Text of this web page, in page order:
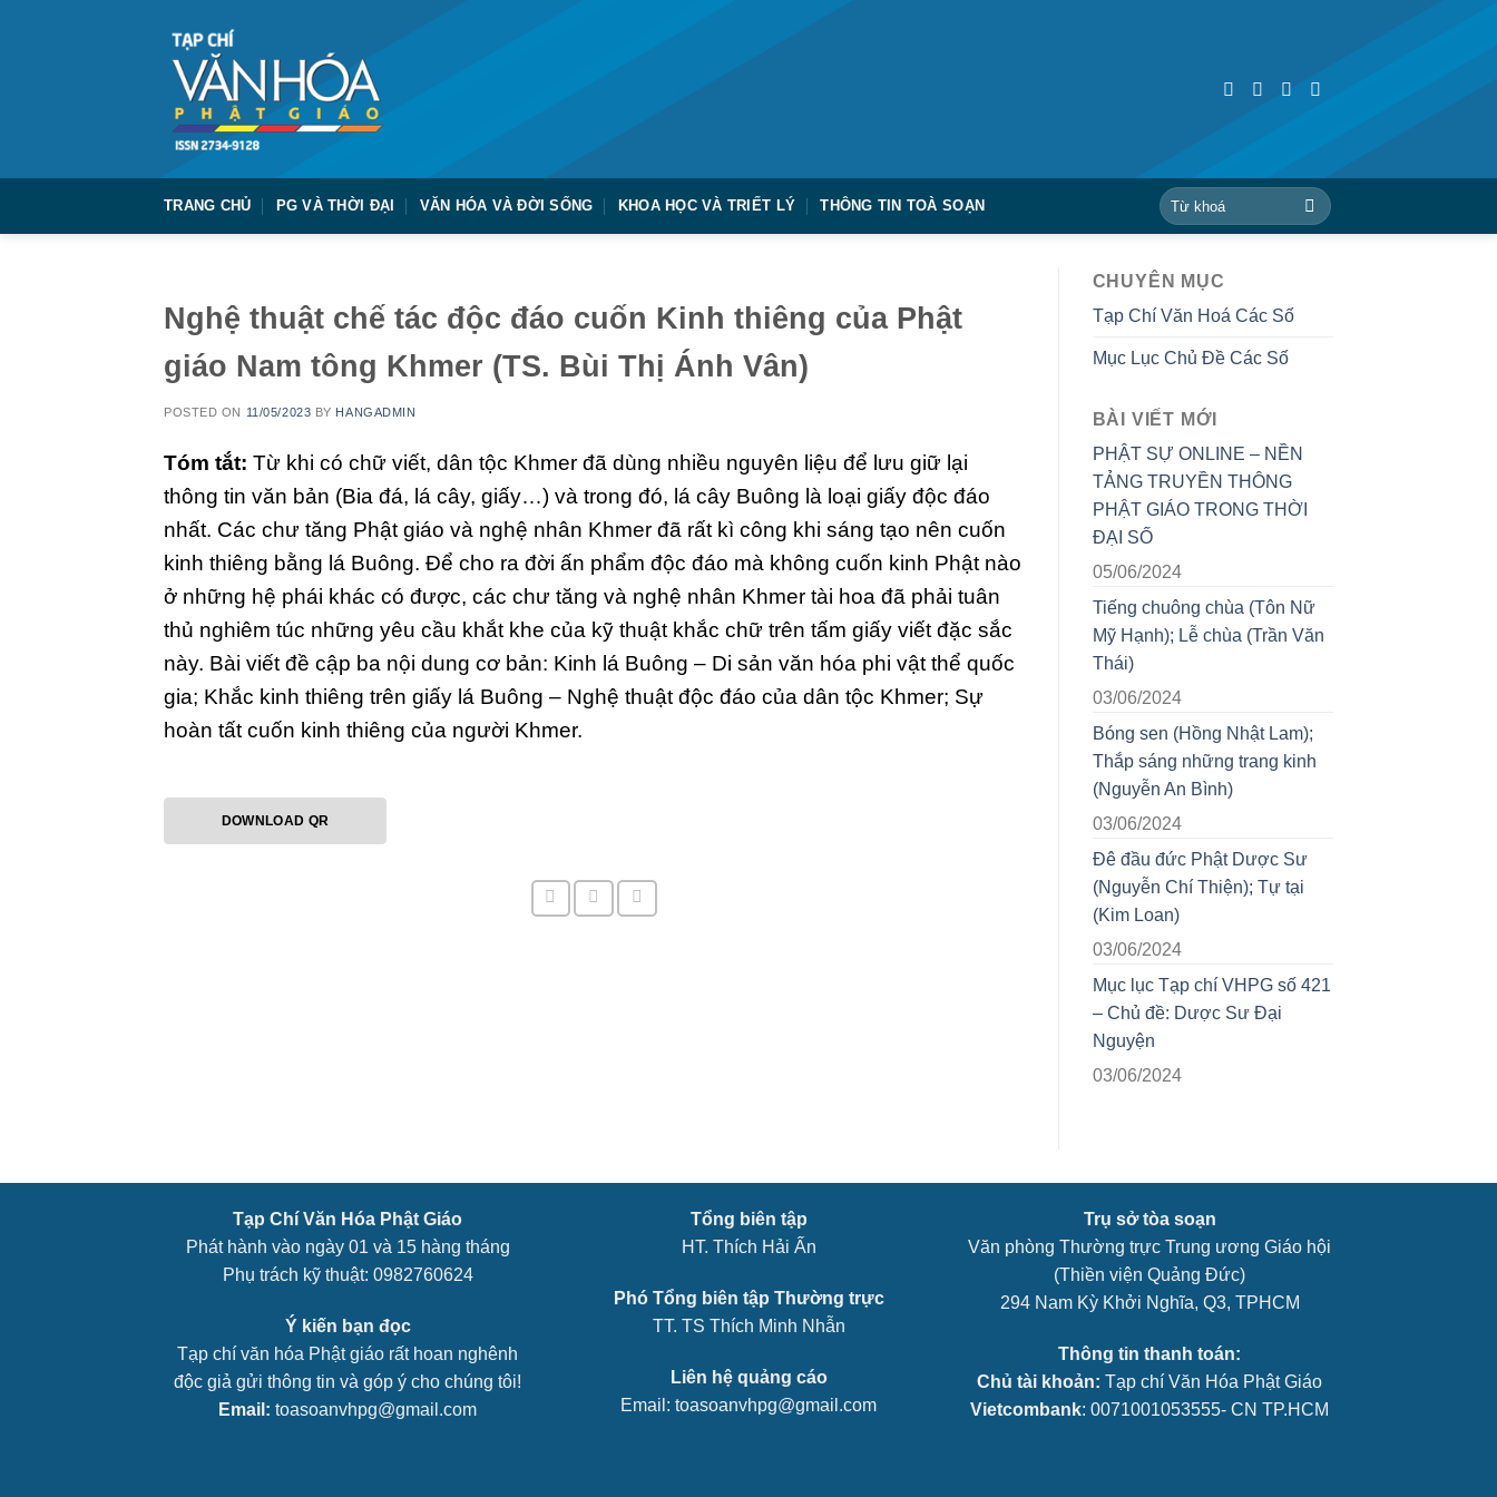
TRANG CHỦ PG VÀ THỜI ĐẠI VĂN HÓA VÀ ĐỜI SỐNG KHOA HỌC VÀ TRIẾT LÝ THÔNG TIN TOÀ SOẠN
Nghệ thuật chế tác độc đáo cuốn Kinh thiêng của Phật
giáo Nam tông Khmer (TS. Bùi Thị Ánh Vân)
POSTED ON 11/05/2023 BY HANGADMIN
Tóm tắt: Từ khi có chữ viết, dân tộc Khmer đã dùng nhiều nguyên liệu để lưu giữ lại
thông tin văn bản (Bia đá, lá cây, giấy…) và trong đó, lá cây Buông là loại giấy độc đáo
nhất. Các chư tăng Phật giáo và nghệ nhân Khmer đã rất kì công khi sáng tạo nên cuốn
kinh thiêng bằng lá Buông. Để cho ra đời ấn phẩm độc đáo mà không cuốn kinh Phật nào
ở những hệ phái khác có được, các chư tăng và nghệ nhân Khmer tài hoa đã phải tuân
thủ nghiêm túc những yêu cầu khắt khe của kỹ thuật khắc chữ trên tấm giấy viết đặc sắc
này. Bài viết đề cập ba nội dung cơ bản: Kinh lá Buông – Di sản văn hóa phi vật thể quốc
gia; Khắc kinh thiêng trên giấy lá Buông – Nghệ thuật độc đáo của dân tộc Khmer; Sự
hoàn tất cuốn kinh thiêng của người Khmer.
DOWNLOAD QR
CHUYÊN MỤC
Tạp Chí Văn Hoá Các Số
Mục Lục Chủ Đề Các Số
BÀI VIẾT MỚI
PHẬT SỰ ONLINE – NỀN
TẢNG TRUYỀN THÔNG
PHẬT GIÁO TRONG THỜI
ĐẠI SỐ
05/06/2024
Tiếng chuông chùa (Tôn Nữ
Mỹ Hạnh); Lễ chùa (Trần Văn
Thái)
03/06/2024
Bóng sen (Hồng Nhật Lam);
Thắp sáng những trang kinh
(Nguyễn An Bình)
03/06/2024
Đê đầu đức Phật Dược Sư
(Nguyễn Chí Thiện); Tự tại
(Kim Loan)
03/06/2024
Mục lục Tạp chí VHPG số 421
– Chủ đề: Dược Sư Đại
Nguyện
03/06/2024
Tạp Chí Văn Hóa Phật Giáo
Phát hành vào ngày 01 và 15 hàng tháng
Phụ trách kỹ thuật: 0982760624
Ý kiến bạn đọc
Tạp chí văn hóa Phật giáo rất hoan nghênh
độc giả gửi thông tin và góp ý cho chúng tôi!
Email: toasoanvhpg@gmail.com
Tổng biên tập
HT. Thích Hải Ấn
Phó Tổng biên tập Thường trực
TT. TS Thích Minh Nhẫn
Liên hệ quảng cáo
Email: toasoanvhpg@gmail.com
Trụ sở tòa soạn
Văn phòng Thường trực Trung ương Giáo hội
(Thiền viện Quảng Đức)
294 Nam Kỳ Khởi Nghĩa, Q3, TPHCM
Thông tin thanh toán:
Chủ tài khoản: Tạp chí Văn Hóa Phật Giáo
Vietcombank: 0071001053555- CN TP.HCM